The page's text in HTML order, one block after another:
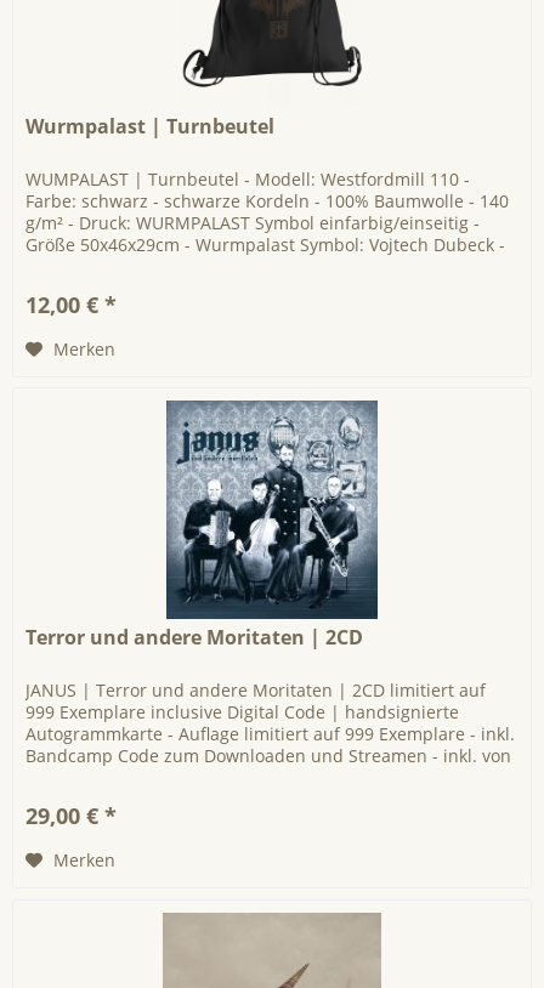
Wurmpalast | Turnbeutel
WUMPALAST | Turnbeutel - Modell: Westfordmill 110 -
Farbe: schwarz - schwarze Kordeln - 100% Baumwolle - 140
g/m² - Druck: WURMPALAST Symbol einfarbig/einseitig -
Größe 50x46x29cm - Wurmpalast Symbol: Vojtech Dubeck -
12,00 € *
Merken
Terror und andere Moritaten | 2CD
JANUS | Terror und andere Moritaten | 2CD limitiert auf
999 Exemplare inclusive Digital Code | handsignierte
Autogrammkarte - Auflage limitiert auf 999 Exemplare - inkl.
Bandcamp Code zum Downloaden und Streamen - inkl. von
29,00 € *
Merken